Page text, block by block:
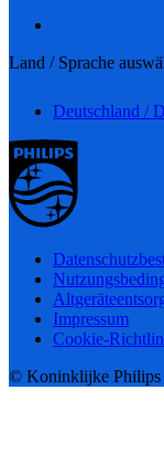
Land / Sprache
Deutschland /
Impressum
Cookie-
© Koninklijke Philips